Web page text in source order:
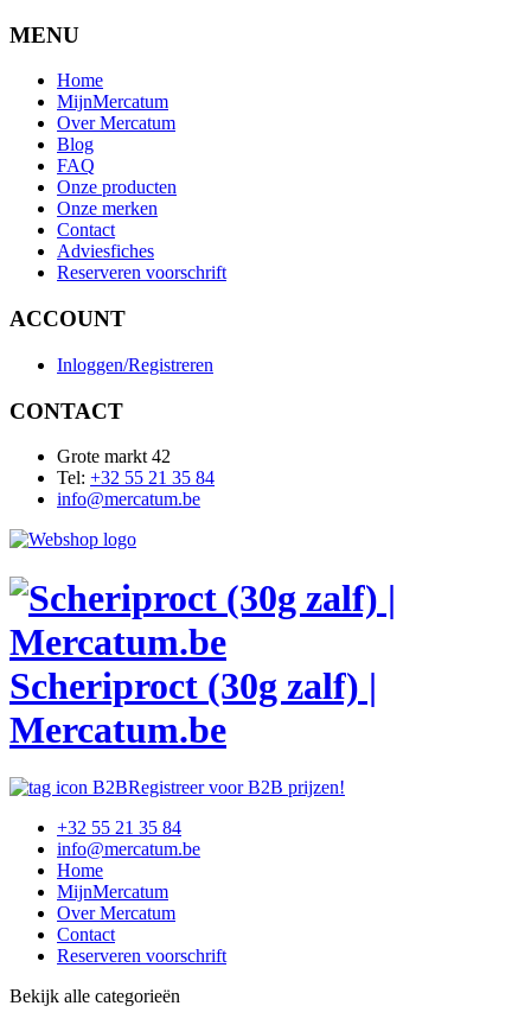
MENU
Home
MijnMercatum
Over Mercatum
Blog
FAQ
Onze producten
Onze merken
Contact
Adviesfiches
Reserveren voorschrift
ACCOUNT
Inloggen/Registreren
CONTACT
Grote markt 42
Tel: +32 55 21 35 84
info@mercatum.be
Scheriproct (30g zalf) |
Mercatum.be
Registreer voor B2B prijzen!
+32 55 21 35 84
info@mercatum.be
Home
MijnMercatum
Over Mercatum
Contact
Reserveren voorschrift
Bekijk alle categorieën